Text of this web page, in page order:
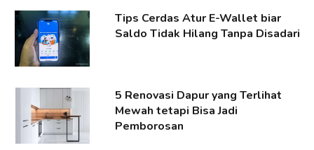
Tips Cerdas Atur E-Wallet biar
Saldo Tidak Hilang Tanpa Disadari
5 Renovasi Dapur yang Terlihat
Mewah tetapi Bisa Jadi
Pemborosan